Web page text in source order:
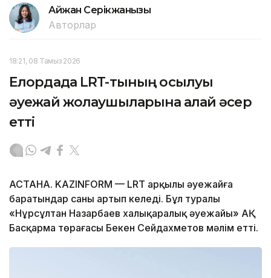
Айжан Серікжанқызы
Авторлар
18:21, 08 Тамыз 2026
Елордада LRT-тының қосылуы
әуежай жолаушыларына қалай әсер
етті
АСТАНА. KAZINFORM — LRT арқылы әуежайға
баратындар саны артып келеді. Бұл туралы
«Нұрсұлтан Назарбаев халықаралық әуежайы» АҚ
Басқарма төрағасы Бекен Сейдахметов мәлім етті.